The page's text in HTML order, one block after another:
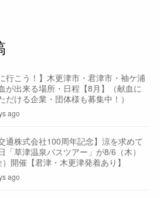
行こう！】木更津市・君津市・袖ケ浦
が出来る場所・日程【8月】（献血に
だける企業・団体様も募集中！）
ago
通株式会社100周年記念】涼を求めて
「草津温泉バスツアー」が8/6（木）
）開催【君津・木更津発着あり】
ago